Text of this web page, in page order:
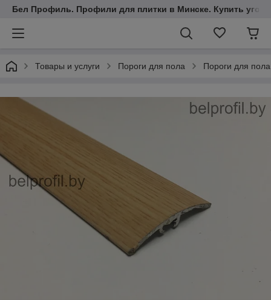
Бел Профиль. Профили для плитки в Минске. Купить
Товары и услуги Пороги для пола Пороги для